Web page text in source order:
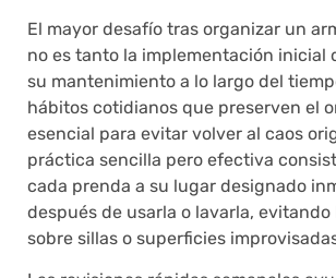
El mayor desafío tras organizar un
no es tanto la implementación inicial
su mantenimiento a lo largo del
hábitos cotidianos que preserven el
esencial para evitar volver al caos
práctica sencilla pero efectiva
cada prenda a su lugar designado
después de usarla o lavarla,
sobre sillas o superficies